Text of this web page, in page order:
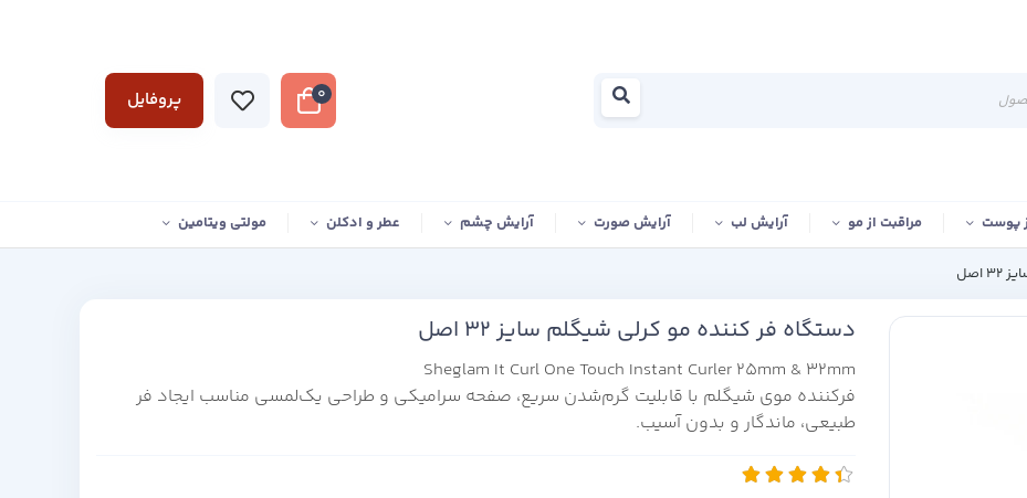
0 پروفایل
پوست مراقبت از مو آرایش لب آرایش صورت آرایش چشم عطر و ادکلن مولتی ویتامین
دستگاه فر کننده مو کرلی شیگلم سایز 32 اصل
Sheglam It Curl One Touch Instant Curler 25mm & 32mm
فرکننده موی شیگلم با قابلیت گرم‌شدن سریع، صفحه سرامیکی و طراحی یک‌لمسی مناسب ایجاد فر
طبیعی، ماندگار و بدون آسیب.